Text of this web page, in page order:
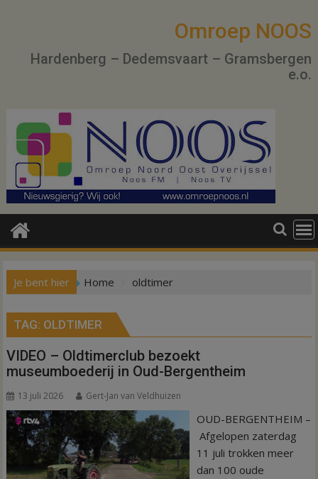
Omroep NOOS
Hardenberg – Dedemsvaart – Gramsbergen
e.o.
Je bent hier Home oldtimer
TAG: OLDTIMER
VIDEO – Oldtimerclub bezoekt
museumboederij in Oud-Bergentheim
13 juli 2026 Gert-Jan van Veldhuizen
OUD-BERGENTHEIM –
Afgelopen zaterdag
11 juli trokken meer
dan 100 oude